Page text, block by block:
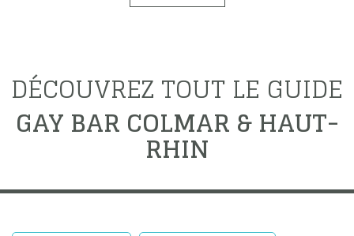
DÉCOUVREZ TOUT LE GUIDE
GAY BAR COLMAR & HAUT-
RHIN